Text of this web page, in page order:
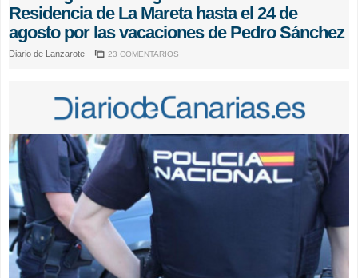
Residencia de La Mareta hasta el 24 de
agosto por las vacaciones de Pedro Sánchez
Diario de Lanzarote 23 COMENTARIOS